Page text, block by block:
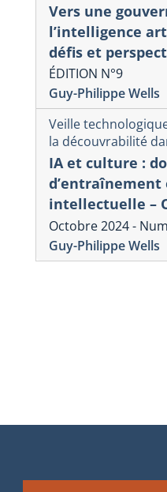
Chronique commerciale
Débat d’experts
impacts
Vers une
l’intelligence
défis et
ÉDITION N°9
Guy-Philippe Wells
Veille
la découvrabilité
IA et culture :
intellectuelle –
Octobre 2024 -
Guy-Philippe Wells